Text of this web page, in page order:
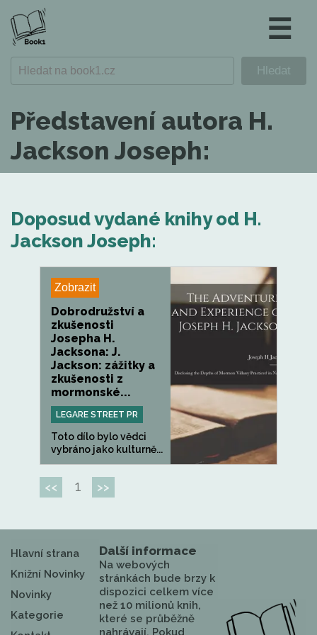
☰
Představení autora H.
Jackson Joseph:
Doposud vydané knihy od H.
Jackson Joseph:
Zobrazit
Dobrodružství a
zkušenosti
Josepha H.
Jacksona: J.
Jackson: zážitky a
zkušenosti z
mormonské...
LEGARE STREET PR
Toto dílo bylo vědci
vybráno jako kulturně...
<< 1 >>
Hlavní strana
Knižní Novinky
Novinky
Kategorie
Další informace
Na webových
stránkách bude brzy k
dispozici celkem více
než 10 milionů knih,
které se průběžně
nahrávají. Pokud